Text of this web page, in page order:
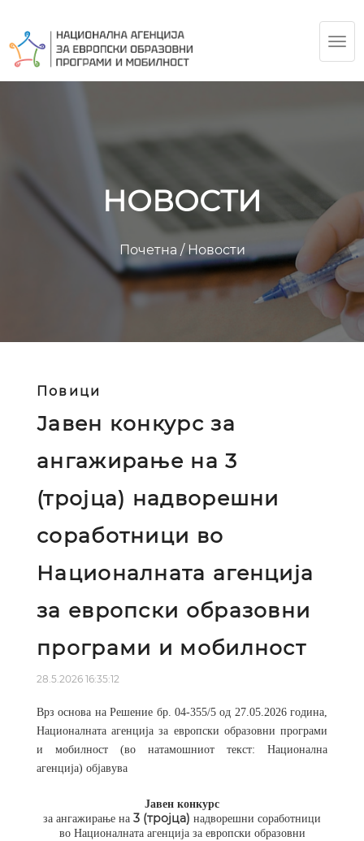
НОВОСТИ
Почетна /Новости
Повици
Јавен конкурс за
ангажирање на 3
(тројца) надворешни
соработници во
Националната агенција
за европски образовни
програми и мобилност
28.5.2026 16:35:12
Врз основа на Решение бр. 04-355/5 од 27.05.2026 година,
Националната агенција за европски образовни програми
и мобилност (во натамошниот текст: Национална
агенција) објавува
Јавен конкурс
за ангажирање на 3 (тројца) надворешни соработници
во Националната агенција за европски образовни